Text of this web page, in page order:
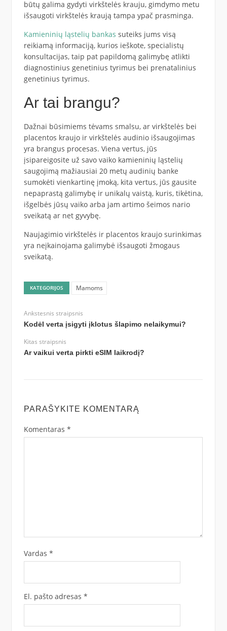
būtų galima gydyti virkštelės krauju, gimdymo metu
išsaugoti virkštelės kraują tampa ypač prasminga.
Kamieninių ląstelių bankas suteiks jums visą
reikiamą informaciją, kurios ieškote, specialistų
konsultacijas, taip pat papildomą galimybę atlikti
diagnostinius genetinius tyrimus bei prenatalinius
genetinius tyrimus.
Ar tai brangu?
Dažnai būsimiems tėvams smalsu, ar virkštelės bei
placentos kraujo ir virkštelės audinio išsaugojimas
yra brangus procesas. Viena vertus, jūs
įsipareigosite už savo vaiko kamieninių ląstelių
saugojimą mažiausiai 20 metų audinių banke
sumokėti vienkartinę įmoką, kita vertus, jūs gausite
nepaprastą galimybę ir unikalų vaistą, kuris, tikėtina,
išgelbės jūsų vaiko arba jam artimo šeimos nario
sveikatą ar net gyvybę.
Naujagimio virkštelės ir placentos kraujo surinkimas
yra neįkainojama galimybė išsaugoti žmogaus
sveikatą.
KATEGORIJOS Mamoms
Ankstesnis straipsnis
Kodėl verta įsigyti įklotus šlapimo nelaikymui?
Kitas straipsnis
Ar vaikui verta pirkti eSIM laikrodį?
PARAŠYKITE KOMENTARĄ
Komentaras *
Vardas *
El. pašto adresas *